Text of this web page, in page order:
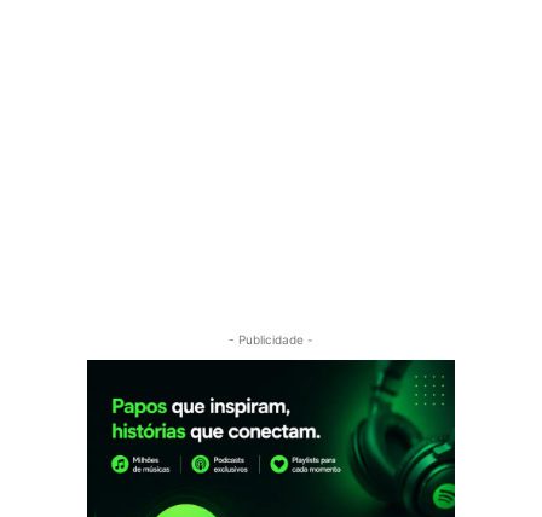
- Publicidade -